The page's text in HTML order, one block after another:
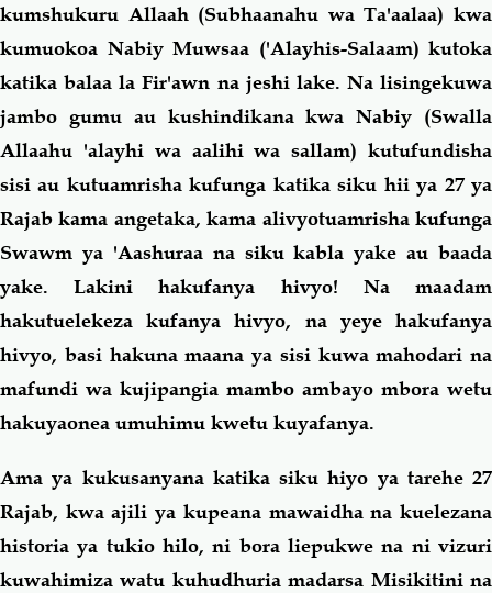
kumshukuru Allaah (Subhaanahu wa Ta'aalaa) kwa
kumuokoa Nabiy Muwsaa ('Alayhis-Salaam) kutoka
katika balaa la Fir'awn na jeshi lake. Na lisingekuwa
jambo gumu au kushindikana kwa Nabiy (Swalla
Allaahu 'alayhi wa aalihi wa sallam) kutufundisha
sisi au kutuamrisha kufunga katika siku hii ya 27 ya
Rajab kama angetaka, kama alivyotuamrisha kufunga
Swawm ya 'Aashuraa na siku kabla yake au baada
yake. Lakini hakufanya hivyo! Na maadam
hakutuelekeza kufanya hivyo, na yeye hakufanya
hivyo, basi hakuna maana ya sisi kuwa mahodari na
mafundi wa kujipangia mambo ambayo mbora wetu
hakuyaonea umuhimu kwetu kuyafanya.
Ama ya kukusanyana katika siku hiyo ya tarehe 27
Rajab, kwa ajili ya kupeana mawaidha na kuelezana
historia ya tukio hilo, ni bora liepukwe na ni vizuri
kuwahimiza watu kuhudhuria madarsa Misikitini na